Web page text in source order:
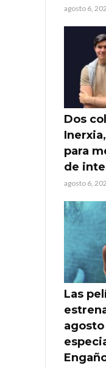
agosto 6,
Dos
para
de
agosto 6,
Las